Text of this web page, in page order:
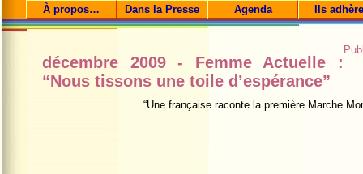
À propos… Dans la Presse Agenda Ils
décembre 2009 - Femme Actuelle :
“Nous tissons une toile d’espérance”
“Une française raconte la première Marche